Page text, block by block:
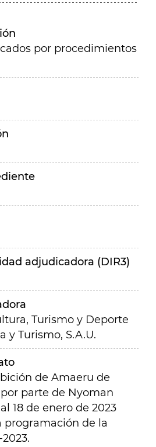
por procedimientos
adjudicadora (DIR3)
Turismo y Deporte
y Turismo, S.A.U.
de Amaeru de
parte de Nyoman
18 de enero de 2023
programación de la